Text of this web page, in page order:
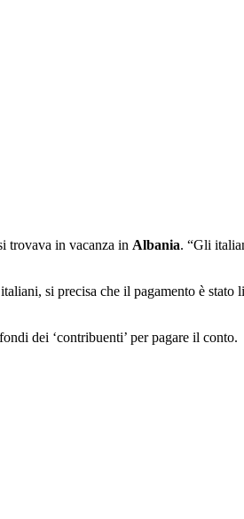
trovava in vacanza in Albania. “Gli
si precisa che il pagamento è
dei ‘contribuenti’ per pagare il conto.